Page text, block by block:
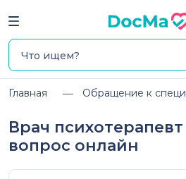
Главная Обращение к
Врач психотерапевт
вопрос онлайн